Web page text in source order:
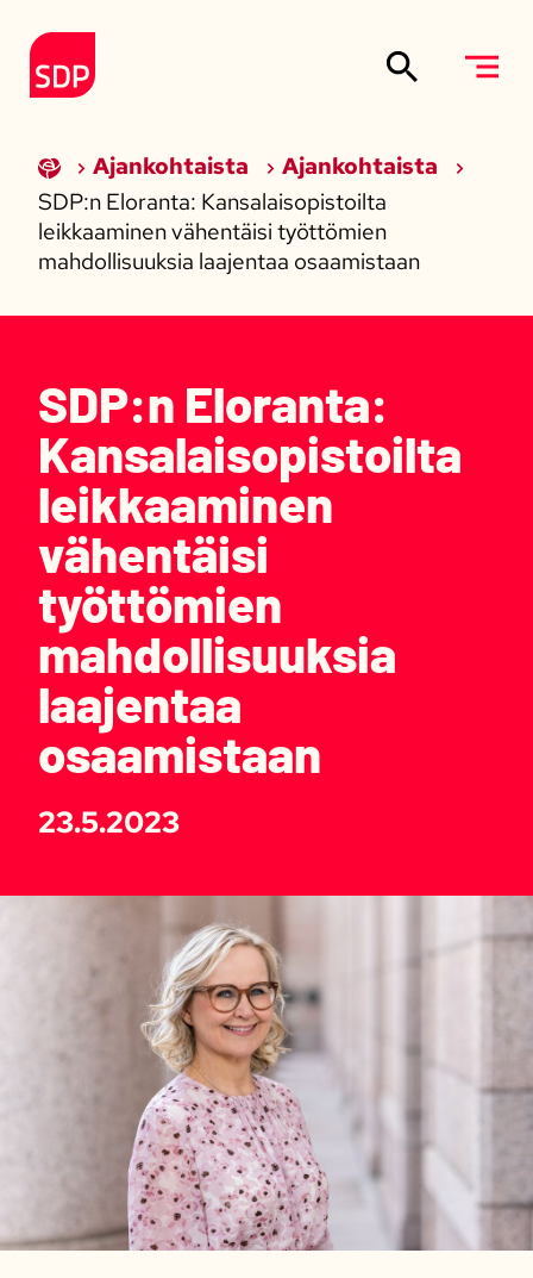
Etusivulle
Ajankohtaista
Ajankohtaista
SDP:n Eloranta: Kansalaisopistoilta
leikkaaminen vähentäisi työttömien
mahdollisuuksia laajentaa osaamistaan
SDP:n Eloranta:
Kansalaisopistoilta
leikkaaminen
vähentäisi
työttömien
mahdollisuuksia
laajentaa
osaamistaan
23.5.2023